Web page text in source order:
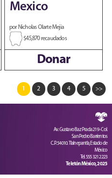
Mexico
por Nicholas Olarte Mejia
$45,870 recaudados
Donar
1 2 3 4 5 >>
Av. Gustavo Baz Prada 219 - Col.
San Pedro Barrientos
C.P. 54010. Tlalnepantla, Estado de
México
Tel. 555 321 2223
Teletón México, 2025